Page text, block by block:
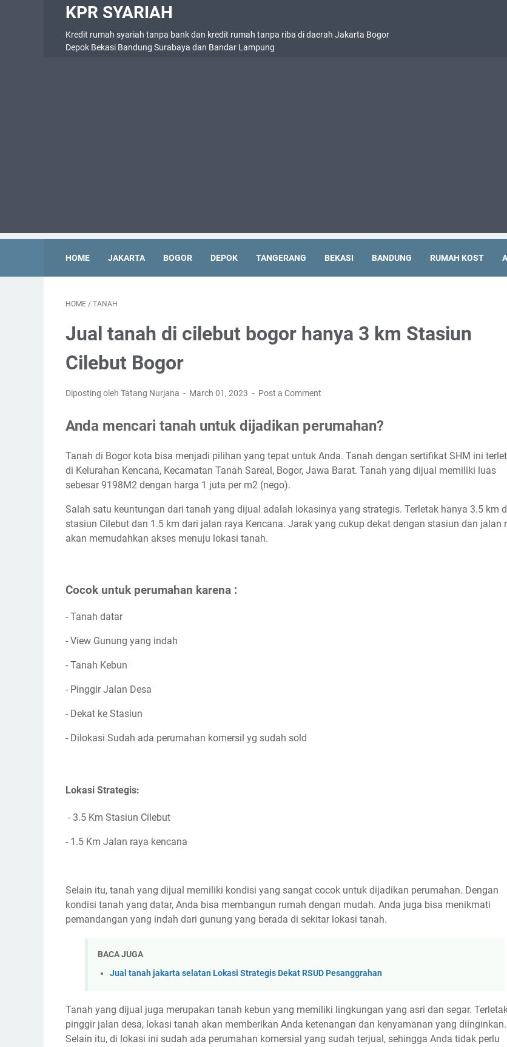
KPR SYARIAH
Kredit rumah syariah tanpa bank dan kredit rumah tanpa riba di daerah Jakarta Bogor
Depok Bekasi Bandung Surabaya dan Bandar Lampung
HOME JAKARTA BOGOR DEPOK TANGERANG BEKASI BANDUNG RUMAH KOST
HOME / TANAH
Jual tanah di cilebut bogor hanya 3 km Stasiun
Cilebut Bogor
Diposting oleh Tatang Nurjana March 01, 2023 Post a Comment
Anda mencari tanah untuk dijadikan perumahan?
Tanah di Bogor kota bisa menjadi pilihan yang tepat untuk Anda. Tanah dengan sertifikat SHM ini
di Kelurahan Kencana, Kecamatan Tanah Sareal, Bogor, Jawa Barat. Tanah yang dijual memiliki luas
sebesar 9198M2 dengan harga 1 juta per m2 (nego).
Salah satu keuntungan dari tanah yang dijual adalah lokasinya yang strategis. Terletak hanya 3.5 km
stasiun Cilebut dan 1.5 km dari jalan raya Kencana. Jarak yang cukup dekat dengan stasiun dan jalan
akan memudahkan akses menuju lokasi tanah.
Cocok untuk perumahan karena :
- Tanah datar
- View Gunung yang indah
- Tanah Kebun
- Pinggir Jalan Desa
- Dekat ke Stasiun
- Dilokasi Sudah ada perumahan komersil yg sudah sold
Lokasi Strategis:
- 3.5 Km Stasiun Cilebut
- 1.5 Km Jalan raya kencana
Selain itu, tanah yang dijual memiliki kondisi yang sangat cocok untuk dijadikan perumahan. Dengan
kondisi tanah yang datar, Anda bisa membangun rumah dengan mudah. Anda juga bisa menikmati
pemandangan yang indah dari gunung yang berada di sekitar lokasi tanah.
BACA JUGA
Jual tanah jakarta selatan Lokasi Strategis Dekat RSUD Pesanggrahan
Tanah yang dijual juga merupakan tanah kebun yang memiliki lingkungan yang asri dan segar.
pinggir jalan desa, lokasi tanah akan memberikan Anda ketenangan dan kenyamanan yang diinginkan.
Selain itu, di lokasi ini sudah ada perumahan komersial yang sudah terjual, sehingga Anda tidak perlu